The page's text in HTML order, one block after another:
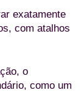
exatamente
com atalhos
o
como um